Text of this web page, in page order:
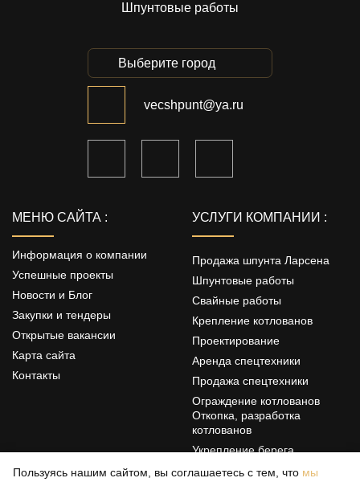
Шпунтовые работы
Выберите город
vecshpunt@ya.ru
МЕНЮ САЙТА :
Информация о компании
Успешные проекты
Новости и Блог
Закупки и тендеры
Открытые вакансии
Карта сайта
Контакты
УСЛУГИ КОМПАНИИ :
Продажа шпунта Ларсена
Шпунтовые работы
Свайные работы
Крепление котлованов
Проектирование
Аренда спецтехники
Продажа спецтехники
Ограждение котлованов
Откопка, разработка
котлованов
Укрепление берега
Цементация грунтов
Пользуясь нашим сайтом, вы соглашаетесь с тем, что мы